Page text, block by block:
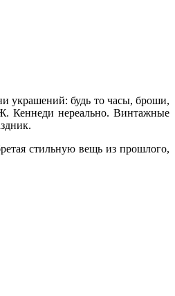
украшений: будь то часы, броши,
Кеннеди нереально. Винтажные
стильную вещь из прошлого,